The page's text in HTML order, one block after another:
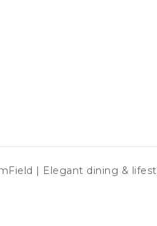
| Elegant dining &